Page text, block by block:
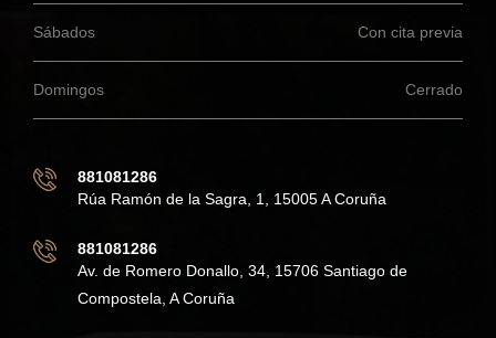
Sábados Con cita previa
Domingos Cerrado
881081286
Rúa Ramón de la Sagra, 1, 15005 A Coruña
881081286
Av. de Romero Donallo, 34, 15706 Santiago de
Compostela, A Coruña